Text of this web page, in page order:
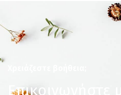
Επικοινωνήστε